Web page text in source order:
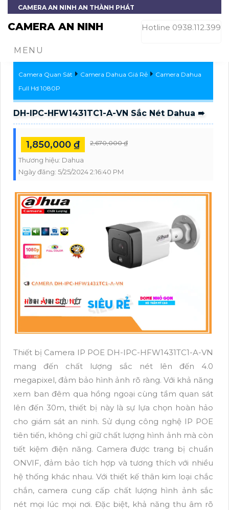
CAMERA AN NINH AN THÀNH PHÁT
CAMERA AN NINH Hotline 0938.112.399
MENU
Camera Quan Sát Camera Dahua Giá Rẻ
Camera Dahua
Full Hd 1080P
DH-IPC-HFW1431TC1-A-VN Sắc Nét Dahua ➠
1,850,000 ₫ 2,670,000 ₫
Thương hiệu: Dahua
Ngày đăng: 5/25/2024 2:16:40 PM
Thiết bị Camera IP POE DH-IPC-HFW1431TC1-A-VN
mang đến chất lượng sắc nét lên đến 4.0
megapixel, đảm bảo hình ảnh rõ ràng. Với khả năng
xem ban đêm qua hồng ngoại cùng tầm quan sát
lên đến 30m, thiết bị này là sự lựa chọn hoàn hảo
cho giám sát an ninh. Sử dụng công nghệ IP POE
tiên tiến, không chỉ giữ chất lượng hình ảnh mà còn
tiết kiệm điện năng. Camera được trang bị chuẩn
ONVIF, đảm bảo tích hợp và tương thích với nhiều
hệ thống khác nhau. Với thiết kế thân kim loại chắc
chắn, camera cung cấp chất lượng hình ảnh sắc
nét mọi lúc mọi nơi. Đặc biệt, khả năng thu âm rõ